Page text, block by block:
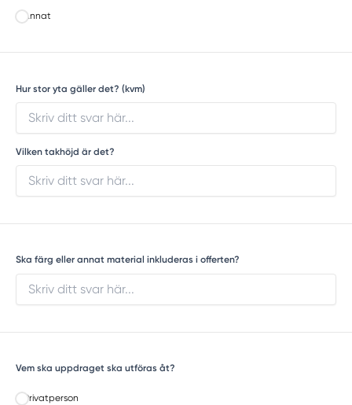
Annat
Hur stor yta gäller det? (kvm)
Vilken takhöjd är det?
Ska färg eller annat material inkluderas i offerten?
Vem ska uppdraget ska utföras åt?
Privatperson